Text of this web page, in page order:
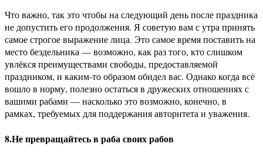
Что важно, так это чтобы на следующий день после праздника
не допустить его продолжения. Я советую вам с утра принять
самое строгое выражение лица. Это самое время поставить на
место бездельника — возможно, как раз того, кто слишком
увлёкся преимуществами свободы, предоставляемой
праздником, и каким-то образом обидел вас. Однако когда всё
вошло в норму, полезно остаться в дружеских отношениях с
вашими рабами — насколько это возможно, конечно, в
рамках, требуемых для поддержания авторитета и уважения.
8.Не превращайтесь в раба своих рабов